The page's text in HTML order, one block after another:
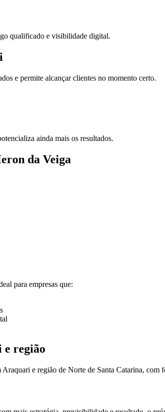
qualificado e visibilidade digital.
e permite alcançar clientes no momento certo.
ainda mais os resultados.
da Veiga
para empresas que:
região
e região de Norte de Santa Catarina,